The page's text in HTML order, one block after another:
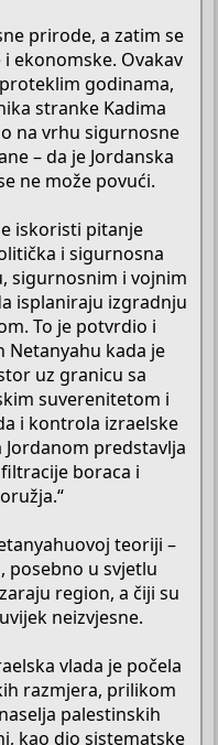
prirode, a zatim se
ekonomske. Ovakav
godinama,
stranke Kadima
na vrhu sigurnosne
– da je Jordanska
ne može povući.
iskoristi pitanje
i sigurnosna
sigurnosnim i vojnim
isplaniraju izgradnju
To je potvrdio i
Netanyahu kada je
uz granicu sa
suverenitetom i
i kontrola izraelske
predstavlja
boraca i
teoriji –
posebno u svjetlu
region, a čiji su
neizvjesne.
vlada je počela
razmjera, prilikom
palestinskih
kao dio sistematske